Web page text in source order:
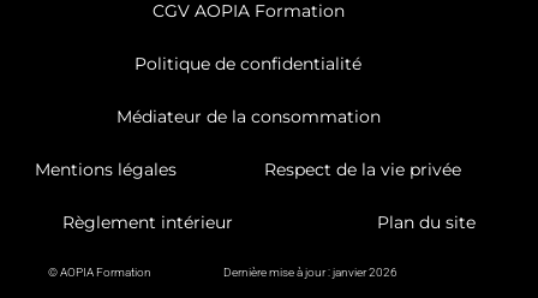
CGV AOPIA Formation
Politique de confidentialité
Médiateur de la consommation
Mentions légales Respect de la vie privée
Règlement intérieur Plan du site
© AOPIA Formation Dernière mise à jour : janvier 2026